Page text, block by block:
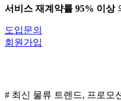
서비스 재계약률 95% 이상
도입문의
회원가입
# 최신 물류 트렌드, 프로모